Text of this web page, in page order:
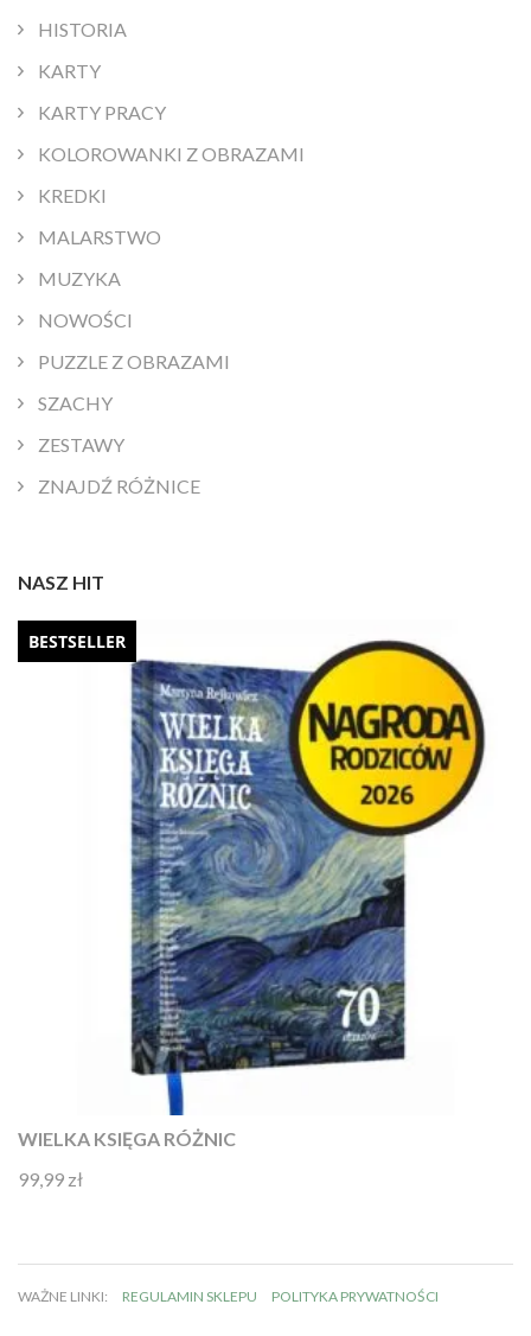
HISTORIA
KARTY
KARTY PRACY
KOLOROWANKI Z OBRAZAMI
KREDKI
MALARSTWO
MUZYKA
NOWOŚCI
PUZZLE Z OBRAZAMI
SZACHY
ZESTAWY
ZNAJDŹ RÓŻNICE
NASZ HIT
BESTSELLER
WIELKA KSIĘGA RÓŻNIC
Oceniono
99,99 zł
WAŻNE LINKI: REGULAMIN SKLEPU POLITYKA PRYWATNOŚCI